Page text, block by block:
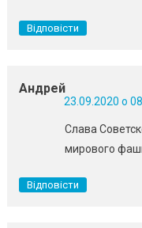
Відповісти
Андрей
23.09.2020 о
Слава
мирового
Відповісти